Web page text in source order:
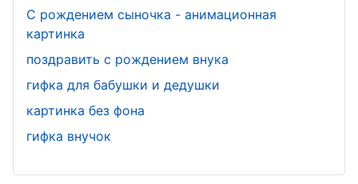
День
футбола
День
работников
ЗАГСа
День
С рождением сыночка - анимационная
картинка
поздравить с рождением внука
гифка для бабушки и дедушки
картинка без фона
гифка внучок